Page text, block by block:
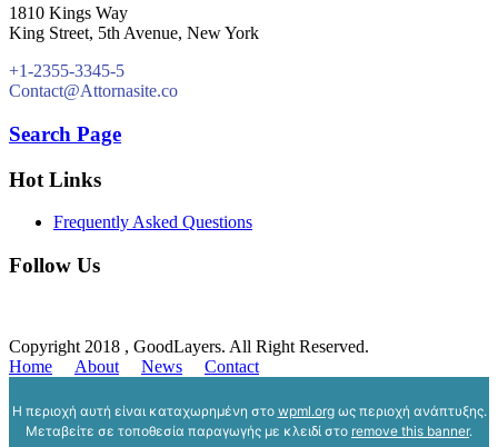
1810 Kings Way
King Street, 5th Avenue, New York
+1-2355-3345-5
Contact@Attornasite.co
Search Page
Hot Links
Frequently Asked Questions
Follow Us
Copyright 2018 , GoodLayers. All Right Reserved.
Home
About News Contact
Η περιοχή αυτή είναι καταχωρημένη στο wpml.orgως περιοχή ανάπτυξης.
Μεταβείτε σε τοποθεσία παραγωγής με κλειδί στο remove this banner.